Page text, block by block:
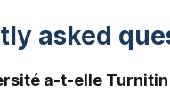
asked
a-t-elle